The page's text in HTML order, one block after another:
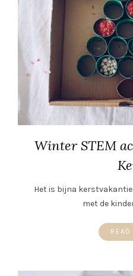
Winter STEM
Het is bijna kerstvakantie
met de
READ